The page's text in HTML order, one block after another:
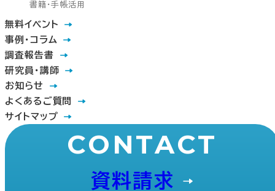
書籍・手帳活用
無料イベント
事例・コラム
調査報告書
研究員・講師
お知らせ
よくあるご質問
サイトマップ
CONTACT
資料請求